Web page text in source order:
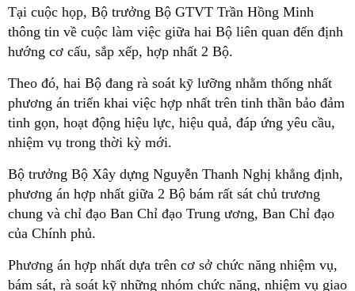
Tại cuộc họp, Bộ trưởng Bộ GTVT Trần Hồng Minh
thông tin về cuộc làm việc giữa hai Bộ liên quan đến định
hướng cơ cấu, sắp xếp, hợp nhất 2 Bộ.
Theo đó, hai Bộ đang rà soát kỹ lưỡng nhằm thống nhất
phương án triển khai việc hợp nhất trên tinh thần bảo đảm
tinh gọn, hoạt động hiệu lực, hiệu quả, đáp ứng yêu cầu,
nhiệm vụ trong thời kỳ mới.
Bộ trưởng Bộ Xây dựng Nguyễn Thanh Nghị khẳng định,
phương án hợp nhất giữa 2 Bộ bám rất sát chủ trương
chung và chỉ đạo Ban Chỉ đạo Trung ương, Ban Chỉ đạo
của Chính phủ.
Phương án hợp nhất dựa trên cơ sở chức năng nhiệm vụ,
bám sát, rà soát kỹ những nhóm chức năng, nhiệm vụ giao